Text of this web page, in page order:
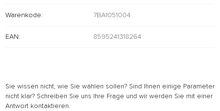
Warenkode: 7BA1051004
EAN: 8595241318264
Sie wissen nicht, wie Sie wählen sollen? Sind Ihnen einige Parameter
nicht klar? Schreiben Sie uns Ihre Frage und wir werden Sie mit einer
Antwort kontaktieren.